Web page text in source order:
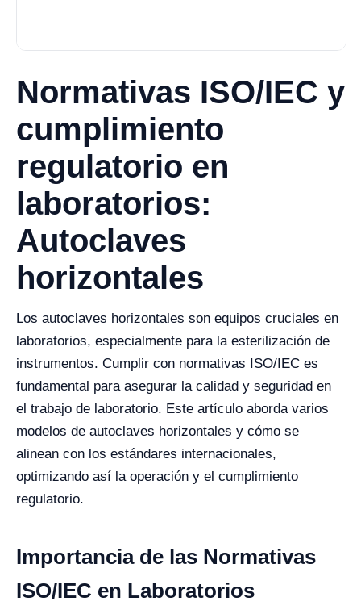
Normativas ISO/IEC y
cumplimiento
regulatorio en
laboratorios:
Autoclaves
horizontales
Los autoclaves horizontales son equipos cruciales en
laboratorios, especialmente para la esterilización de
instrumentos. Cumplir con normativas ISO/IEC es
fundamental para asegurar la calidad y seguridad en
el trabajo de laboratorio. Este artículo aborda varios
modelos de autoclaves horizontales y cómo se
alinean con los estándares internacionales,
optimizando así la operación y el cumplimiento
regulatorio.
Importancia de las Normativas
ISO/IEC en Laboratorios